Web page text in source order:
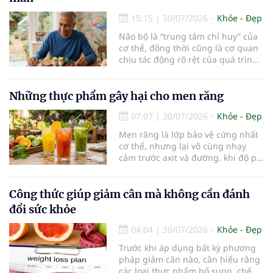
15:15 | 30/07/2026
Khỏe - Đẹp
Não bộ là “trung tâm chỉ huy” của
cơ thể, đồng thời cũng là cơ quan
chịu tác động rõ rệt của quá trình
mạnh, có thể góp phần bảo vệ tế
bào thần kinh, duy trì trí nhớ và
giúp NCT sống minh mẫn, tự chủ
lâu hơn.
Những thực phẩm gây hại cho men răng
07:07 | 30/07/2026
Khỏe - Đẹp
Men răng là lớp bảo vệ cứng nhất
cơ thể, nhưng lại vô cùng nhạy
cảm trước axit và đường. khi độ pH
đường cho vi khuẩn tấn công và
dẫn đến mòn men răng, sâu răng.
hại cho men răng.
Công thức giúp giảm cân mà không cần đánh
đổi sức khỏe
04:04 | 30/07/2026
Khỏe - Đẹp
Trước khi áp dụng bất kỳ phương
pháp giảm cân nào, cần hiểu rằng